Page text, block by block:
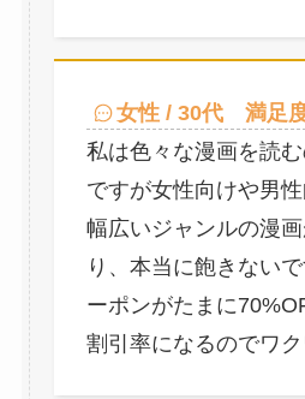
女性 / 30代
満足
私は色々な漫画を読
ですが女性向けや男
幅広いジャンルの漫
り、本当に飽きない
ーポンがたまに
割引率になるのでワク